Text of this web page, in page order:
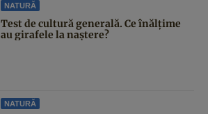
NATURĂ
Test de cultură generală. Ce înălțime
au girafele la naștere?
NATURĂ